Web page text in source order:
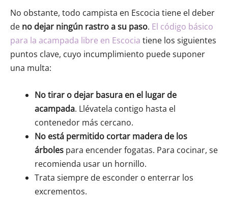
No obstante, todo campista en Escocia tiene el deber
de no dejar ningún rastro a su paso. El código básico
para la acampada libre en Escocia tiene los siguientes
puntos clave, cuyo incumplimiento puede suponer
una multa:
No tirar o dejar basura en el lugar de
acampada. Llévatela contigo hasta el
contenedor más cercano.
No está permitido cortar madera de los
árboles para encender fogatas. Para cocinar, se
recomienda usar un hornillo.
Trata siempre de esconder o enterrar los
excrementos.